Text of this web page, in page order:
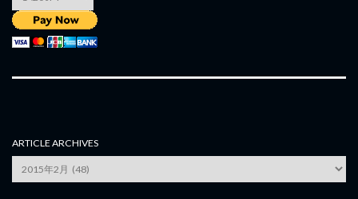
ARTICLE ARCHIVES
Article
Archives